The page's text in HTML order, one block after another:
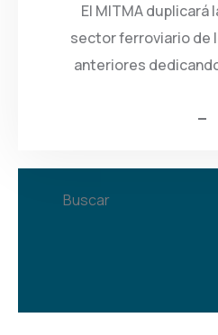
El MITMA duplicará
sector ferroviario de
anteriores
Buscar